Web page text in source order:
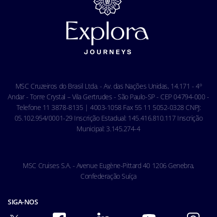
Aviso de privacidade de reconhecimento facial
Ocean Cay MSC Marine Reserve
Termos e Condições Gerais - Agência
Termos e Condições Gerais - Online
Condições Gerais do Seguro Viagem
Carta de Direitos dos Passageiros
Condições gerais de transporte
MSC Cruzeiros do Brasil Ltda. - Av. das Nações Unidas, 14.171 - 4º
Andar - Torre Crystal – Vila Gertrudes - São Paulo-SP - CEP 04794-000 -
Telefone 11 3878-8135 | 4003-1058 Fax 55 11 5052-0328 CNPJ:
05.102.954/0001-29 Inscrição Estadual: 145.416.810.117 Inscrição
Municipal: 3.145.274-4
MSC Cruises S.A. - Avenue Eugène-Pittard 40 1206 Genebra,
Confederação Suíça
SIGA-NOS